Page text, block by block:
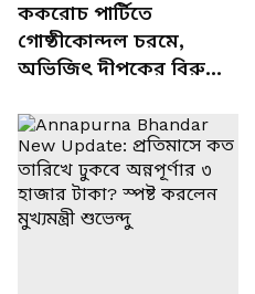
ককরোচ পার্টিতে
গোষ্ঠীকোন্দল চরমে,
অভিজিৎ দীপকের বিরুদ্ধে